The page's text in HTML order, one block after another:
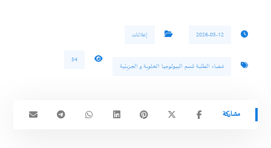
2026-05-12 إعلانات
فضاء الطلبة قسم البيولوجيا الخلوية و الجزيئية
54